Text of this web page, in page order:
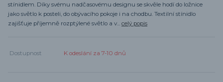
stínidlem. Díky svému nadčasovému designu se skvěle hodí do ložnice
jako světlo k posteli, do obývacího pokoje i na chodbu. Textilní stínidlo
zajišťuje příjemně rozptýlené světlo a v... celý popis
Dostupnost K odeslání za 7-10 dnů